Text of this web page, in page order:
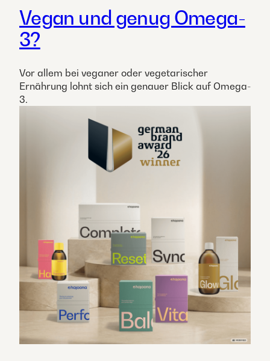
Vegan und genug Omega-
3?
Vor allem bei veganer oder vegetarischer
Ernährung lohnt sich ein genauer Blick auf Omega-
3.